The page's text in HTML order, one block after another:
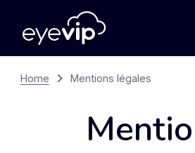
Home Mentions légales